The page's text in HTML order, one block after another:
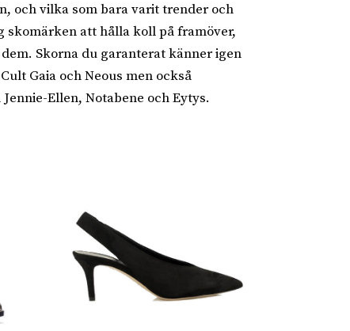
och vilka som bara varit trender och
skomärken att hålla koll på framöver,
Skorna du garanterat känner igen
Gaia och Neous men också
Ellen, Notabene och Eytys.